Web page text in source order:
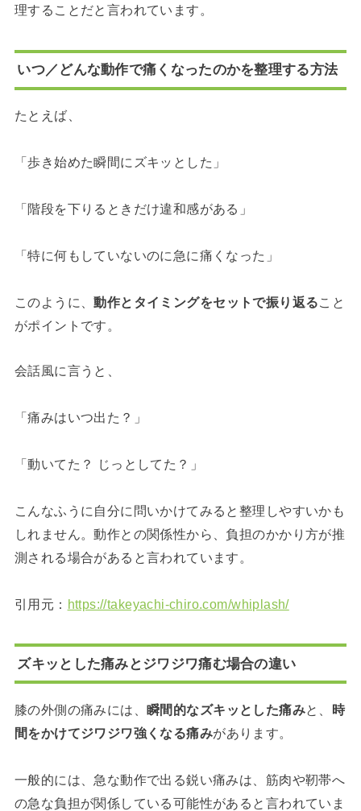
理することだと言われています。
いつ／どんな動作で痛くなったのかを整理する方法
たとえば、
「歩き始めた瞬間にズキッとした」
「階段を下りるときだけ違和感がある」
「特に何もしていないのに急に痛くなった」
このように、動作とタイミングをセットで振り返ること
がポイントです。
会話風に言うと、
「痛みはいつ出た？」
「動いてた？ じっとしてた？」
こんなふうに自分に問いかけてみると整理しやすいかも
しれません。動作との関係性から、負担のかかり方が推
測される場合があると言われています。
引用元： https://takeyachi-chiro.com/whiplash/
ズキッとした痛みとジワジワ痛む場合の違い
膝の外側の痛みには、瞬間的なズキッとした痛みと、 時
間をかけてジワジワ強くなる痛みがあります。
一般的には、急な動作で出る鋭い痛みは、筋肉や靭帯へ
の急な負担が関係している可能性があると言われていま